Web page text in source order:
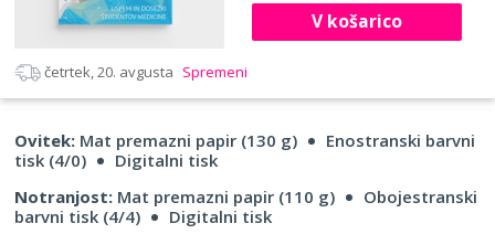
V košarico
četrtek, 20. avgusta Spremeni
Ovitek: Mat premazni papir (130 g)
Enostranski barvni
tisk (4/0)
Digitalni tisk
Notranjost: Mat premazni papir (110 g)
Obojestranski
barvni tisk (4/4)
Digitalni tisk